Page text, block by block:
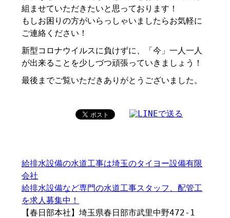
組ませていただきたいと思っております！
もしお困りの方がいらっしゃいましたらお気軽に
ご連絡ください！
新型コロナウイルスに負けずに、「今」一人一人
が出来ることを少しづつ頑張っていきましょう！
最後までご覧いただきありがとうございました。
給排水設備の水道工事は埼玉のタイヨー設備有限
会社
給排水設備など専門の水道工事スタッフ、配管工
を求人募集中！
【春日部本社】埼玉県春日部市武里中野472-1